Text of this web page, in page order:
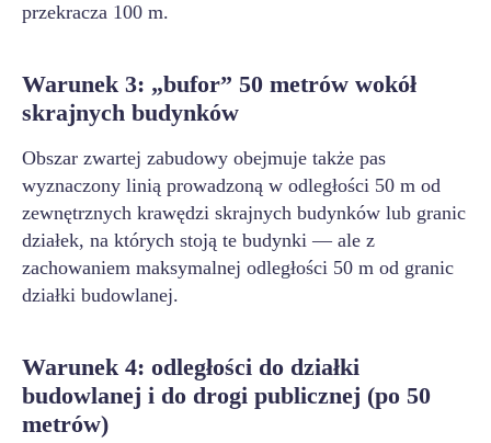
przekracza 100 m.
Warunek 3: „bufor” 50 metrów wokół
skrajnych budynków
Obszar zwartej zabudowy obejmuje także pas
wyznaczony linią prowadzoną w odległości 50 m od
zewnętrznych krawędzi skrajnych budynków lub granic
działek, na których stoją te budynki — ale z
zachowaniem maksymalnej odległości 50 m od granic
działki budowlanej.
Warunek 4: odległości do działki
budowlanej i do drogi publicznej (po 50
metrów)